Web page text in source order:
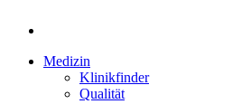
Medizin
Klinikfinder
Qualität